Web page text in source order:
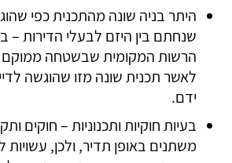
היתר בניה שונה מהתכנית כפי
שנחתם בין היזם לבעלי הדירות –
הרשות המקומית שבשטחה ממוקם
לאשר תכנית שונה מזו שהוגשה
ידם.
בעיות חוקיות ותכנוניות – חוקים
משתנים באופן תדיר, ולכן, עשויות